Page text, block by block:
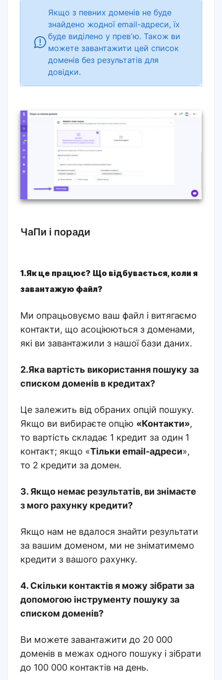
Якщо з певних доменів не буде
знайдено жодної email-адреси, їх
буде виділено у превʼю. Також ви
можете завантажити цей список
доменів без результатів для
довідки.
ЧаПи і поради
1.Як це працює? Що відбувається, коли я
завантажую файл?
Ми опрацьовуємо ваш файл і витягаємо
контакти, що асоціюються з доменами,
які ви завантажили з нашої бази даних.
2.Яка вартість використання пошуку за
списком доменів в кредитах?
Це залежить від обраних опцій пошуку.
Якщо ви вибираєте опцію «Контакти»,
то вартість складає 1 кредит за один 1
контакт; якщо «Тільки email-адреси»,
то 2 кредити за домен.
3. Якщо немає результатів, ви знімаєте
з мого рахунку кредити?
Якщо нам не вдалося знайти результати
за вашим доменом, ми не зніматимемо
кредити з вашого рахунку.
4.Скільки контактів я можу зібрати за
допомогою інструменту пошуку за
списком доменів?
Ви можете завантажити до 20 000
доменів в межах одного пошуку і зібрати
до 100 000 контактів на день.